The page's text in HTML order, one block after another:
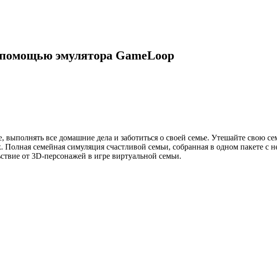
эмулятора GameLoop
выполнять все домашние дела и заботиться о своей семье. Утешайте свою
Полная семейная симуляция счастливой семьи, собранная в одном пакете
от 3D-персонажей в игре виртуальной семьи.